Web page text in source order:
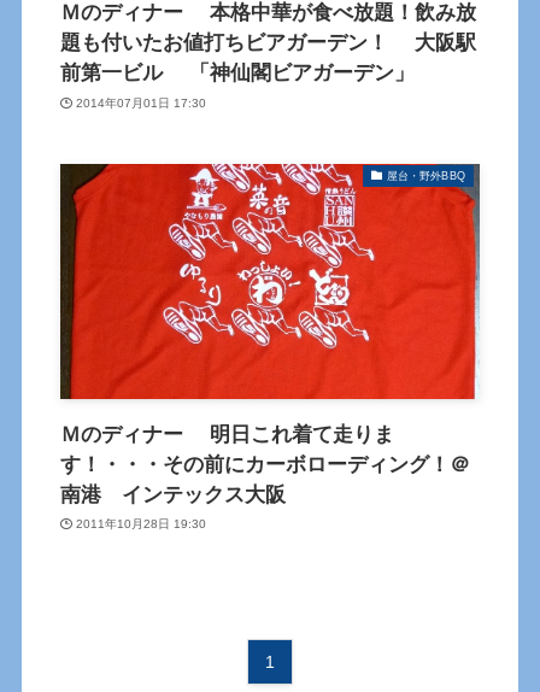
Ｍのディナー 本格中華が食べ放題！飲み放
題も付いたお値打ちビアガーデン！ 大阪駅
前第一ビル 「神仙閣ビアガーデン」
2014年07月01日 17:30
屋台・野外BBQ
Ｍのディナー 明日これ着て走りま
す！・・・その前にカーボローディング！＠
南港 インテックス大阪
2011年10月28日 19:30
1